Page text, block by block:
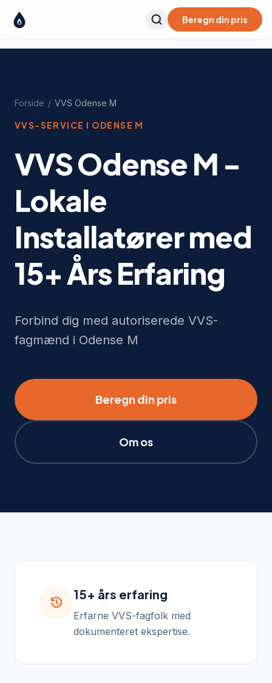
Beregn din pris
Forside / VVS Odense M
VVS-SERVICE I ODENSE M
VVS Odense M -
Lokale
Installatører med
15+ Års Erfaring
Forbind dig med autoriserede VVS-
fagmænd i Odense M
Beregn din pris
Om os
history
15+ års erfaring
Erfarne VVS-fagfolk med
dokumenteret ekspertise.